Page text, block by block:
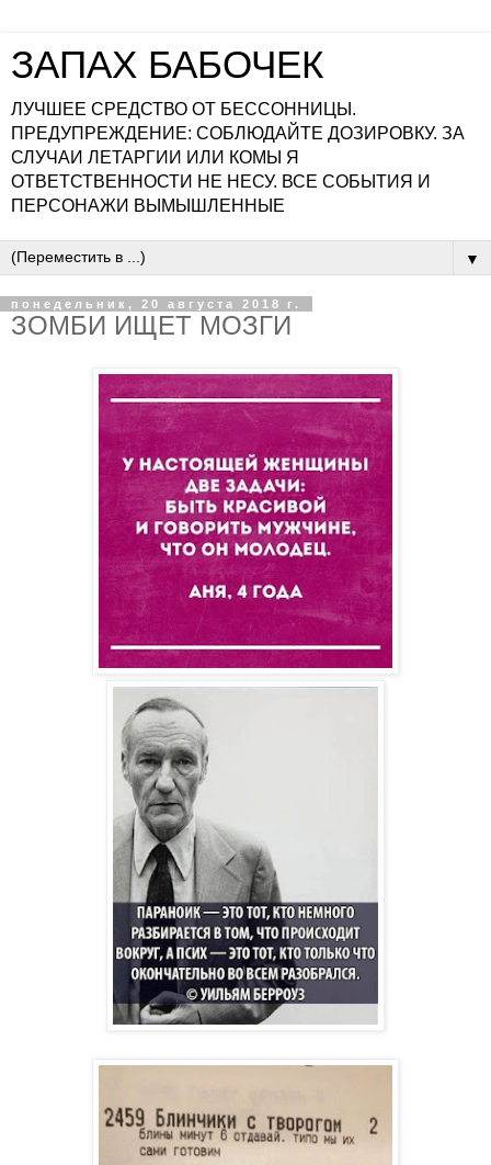
ЗАПАХ БАБОЧЕК
ЛУЧШЕЕ СРЕДСТВО ОТ БЕССОННИЦЫ.
ПРЕДУПРЕЖДЕНИЕ: СОБЛЮДАЙТЕ ДОЗИРОВКУ. ЗА
СЛУЧАИ ЛЕТАРГИИ ИЛИ КОМЫ Я
ОТВЕТСТВЕННОСТИ НЕ НЕСУ. ВСЕ СОБЫТИЯ И
ПЕРСОНАЖИ ВЫМЫШЛЕННЫЕ
▼
понедельник, 20 августа 2018 г.
ЗОМБИ ИЩЕТ МОЗГИ